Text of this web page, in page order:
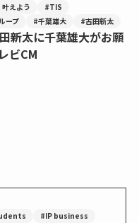
えよう
#TIS
ープ
#千葉雄大 #古田新太
新太に千葉雄大がお願
ビCM
#IP business